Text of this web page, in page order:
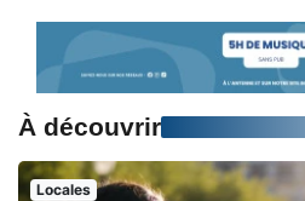
À découvrir
Locales